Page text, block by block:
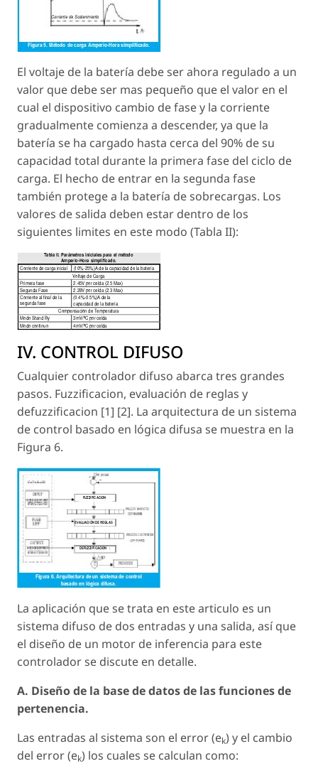
El voltaje de la batería debe ser ahora regulado a un
valor que debe ser mas pequeño que el valor en el
cual el dispositivo cambio de fase y la corriente
gradualmente comienza a descender, ya que la
batería se ha cargado hasta cerca del 90% de su
capacidad total durante la primera fase del ciclo de
carga. El hecho de entrar en la segunda fase
también protege a la batería de sobrecargas. Los
valores de salida deben estar dentro de los
siguientes limites en este modo (Tabla II):
IV. CONTROL DIFUSO
Cualquier controlador difuso abarca tres grandes
pasos. Fuzzificacion, evaluación de reglas y
defuzzificacion [1] [2]. La arquitectura de un sistema
de control basado en lógica difusa se muestra en la
Figura 6.
La aplicación que se trata en este articulo es un
sistema difuso de dos entradas y una salida, así que
el diseño de un motor de inferencia para este
controlador se discute en detalle.
A. Diseño de la base de datos de las funciones de
pertenencia.
Las entradas al sistema son el error (ek) y el cambio
del error (ek) los cuales se calculan como: